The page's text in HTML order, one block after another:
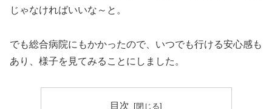
じゃなければいいな～と。
でも総合病院にもかかったので、いつでも行ける安心感も
あり、様子を見てみることにしました。
目次